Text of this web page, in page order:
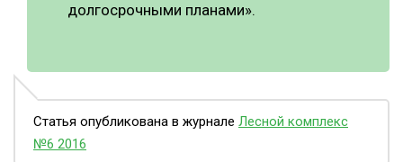
долгосрочными планами».
Статья опубликована в журнале Лесной комплекс
№6 2016